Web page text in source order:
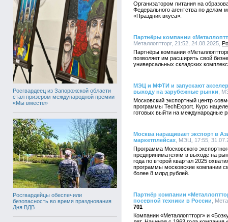
Росгвардеец из Запорожской области
стал призером международной премии
«Мы вместе»
Росгвардейцы обеспечили
безопасность во время празднования
Дня ВДВ
Организатором питания на
Федерального агентства по делам
«Праздник вкуса».
Партнёры компании
Металлоптторг, 21:52, 24.08.2025,
Партнёры компании
позволяет им расширять свой
универсальных складских
МЭЦ и МФТИ и запускают
выходу на зарубежные рынки ,
Московский экспортный центр
программы TechExport. Курс
готовых выйти на международные
Москва наращивает экспорт в
маркетплейсах , МЭЦ, 17:55,
Программа Московского
предпринимателям в выходе на
года по второй квартал 2025
программы московские компании
более 8 млрд рублей.
Партнёр компании
посевной техники в России ,
701
Компании «Металлоптторг» и